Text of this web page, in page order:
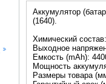
Аккумулятор
(1640).
Химический
Выходное
Емкость (mAh):
Мощность
Размеры товара